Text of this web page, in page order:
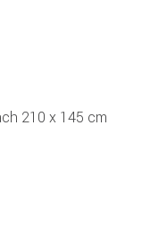
210 x 145 cm